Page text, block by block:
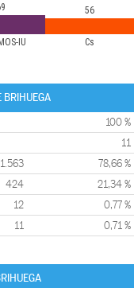
IU Cs
56
BRIHUEGA
100 %
11
1.563 78,66 %
424 21,34 %
12 0,77 %
11 0,71 %